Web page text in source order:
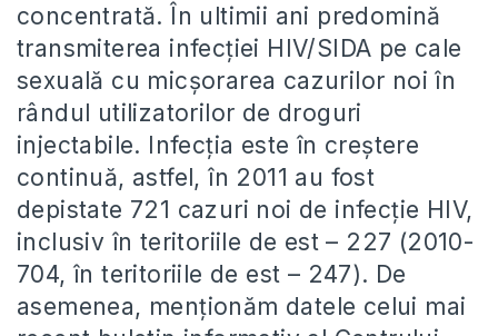
concentrată. În ultimii ani predomină
transmiterea infecţiei HIV/SIDA pe cale
sexuală cu micșorarea cazurilor noi în
rândul utilizatorilor de droguri
injectabile. Infecția este în creștere
continuă, astfel, în 2011 au fost
depistate 721 cazuri noi de infecţie HIV,
inclusiv în teritoriile de est – 227 (2010-
704, în teritoriile de est – 247). De
asemenea, menţionăm datele celui mai